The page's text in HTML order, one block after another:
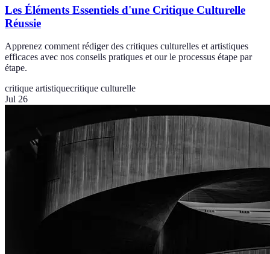
Les Éléments Essentiels d'une Critique Culturelle
Réussie
Apprenez comment rédiger des critiques culturelles et artistiques
efficaces avec nos conseils pratiques et our le processus étape par
étape.
critique artistiquecritique culturelle
Jul 26